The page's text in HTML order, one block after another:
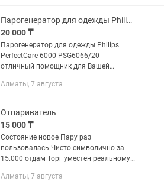
Парогенератор для одежды Philips PerfectCare 6000 PSG6066/20 2400 Вт
20 000 ₸
Парогенератор для одежды Philips
PerfectCare 6000 PSG6066/20 -
отличный помощник для Вашей
2400 Вт Максимальное давление - 8
Нержавеющая...
Алматы, 7 августа
Отпариватель
15 000 ₸
Состояние новое Пару раз
пользовалась Чисто символично за
15.000 отдам Торг уместен реальному
воскресения Район туздыбастау или
Алматы, 7 августа